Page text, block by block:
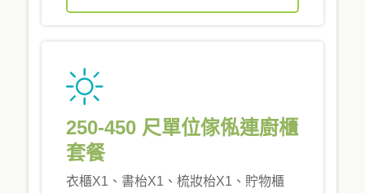
250-450 尺單位傢俬連廚櫃
套餐
衣櫃X1、書枱X1、梳妝枱X1、貯物櫃